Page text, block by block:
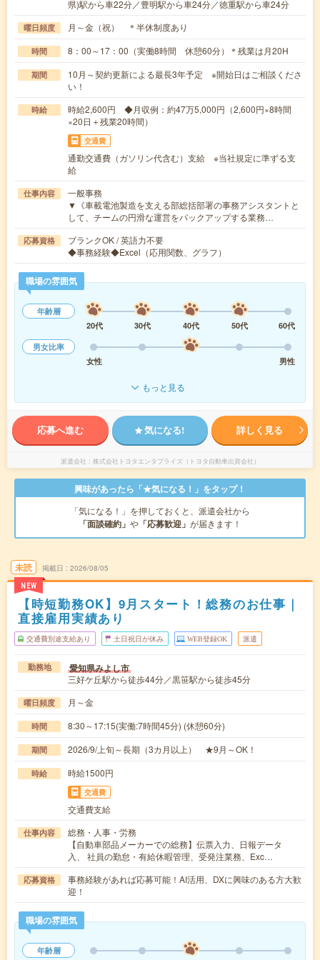
県)駅から車22分／豊明駅から車24分／徳重駅から車24分
曜日頻度 月～金（祝） ＊半休制度あり
時間 8：00～17：00（実働8時間 休憩60分）＊残業は月20H
期間
10月～契約更新による最長3年予定 ※開始日はご相談くださ
い！
時給
時給2,600円 ◆月収例：約47万5,000円（2,600円×8時間
×20日＋残業20時間）
交通費
通勤交通費（ガソリン代含む）支給 ※当社規定に準ずる支
給
仕事内容
一般事務
▼《車載電池製造を支える部総括部署の事務アシスタントと
して、チームの円滑な運営をバックアップする業務…
応募資格
ブランクOK / 英語力不要
◆事務経験◆Excel（応用関数、グラフ）
職場の雰囲気
年齢層
20代
30代 40代 50代
60代
男女比率
女性
男性
もっと見る
応募へ進む 気になる! 詳しく見る
派遣会社 株式会社トヨタエンタプライズ（トヨタ自動車出資会社）
興味があったら「★気になる！」をタップ！
「気になる！」を押しておくと、派遣会社から
「面談確約」 や 「応募歓迎」 が届きます！
未読
NEW
掲載日 2026/08/05
【時短勤務OK】9月スタート！総務のお仕事｜
直接雇用実績あり
交通費別途支給あり 土日祝日が休み WEB登録OK 派遣
勤務地 愛知県みよし市
三好ケ丘駅から徒歩44分／黒笹駅から徒歩45分
曜日頻度 月～金
時間 8:30～17:15(実働:7時間45分) (休憩60分)
期間 2026/9/上旬～長期（3カ月以上） ★9月～OK！
時給 時給1500円
交通費
交通費支給
仕事内容
総務・人事・労務
【自動車部品メーカーでの総務】伝票入力、日報データ
入、 社員の勤怠・有給休暇管理、受発注業務、Exc…
応募資格
事務経験があれば応募可能！AI活用、DXに興味のある方大歓
迎！
職場の雰囲気
年齢層